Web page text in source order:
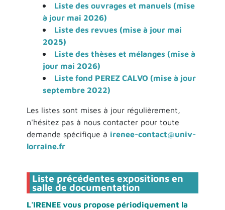
Liste des ouvrages et manuels (mise
à jour mai 2026)
Liste des revues (mise à jour mai
2025)
Liste des thèses et mélanges (mise à
jour mai 2026)
Liste fond PEREZ CALVO (mise à jour
septembre 2022)
Les listes sont mises à jour régulièrement,
n'hésitez pas à nous contacter pour toute
demande spécifique à irenee-contact@univ-
lorraine.fr
Liste précédentes expositions en
salle de documentation
L'IRENEE vous propose périodiquement la